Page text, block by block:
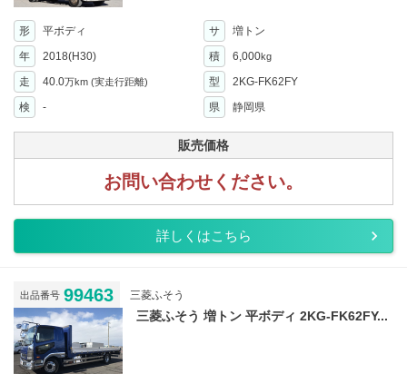
形 平ボディ サ
増トン
年
2018(H30) 積 6,000kg
走 40.0万km (実走行距離) 型
2KG-FK62FY
検
- 県 静岡県
販売価格
お問い合わせください。
詳しくはこちら
出品番号 99463 三菱ふそう
三菱ふそう 増トン 平ボディ 2KG-FK62FY...